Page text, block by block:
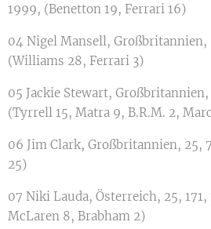
1999, (Benetton 19, Ferrari 16)
04 Nigel Mansell, Großbritannien,
(Williams 28, Ferrari 3)
05 Jackie Stewart,
(Tyrrell 15, Matra 9, B.R.M. 2,
06 Jim Clark, Großbritannien, 25,
25)
07 Niki Lauda, Österreich, 25,
McLaren 8, Brabham 2)